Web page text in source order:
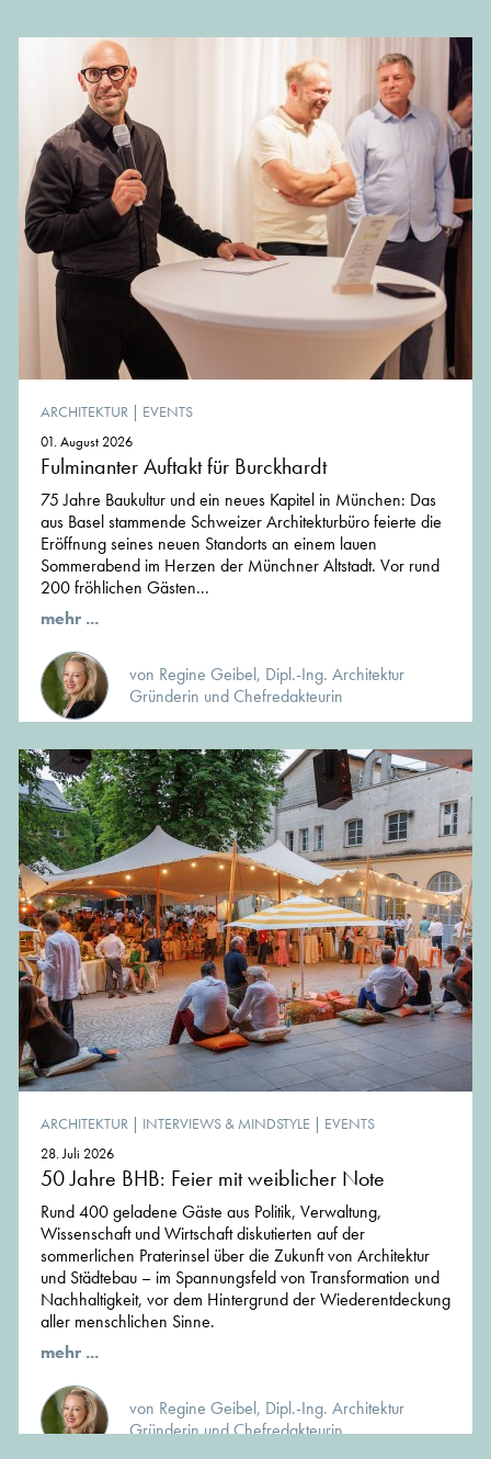
ARCHITEKTUR | EVENTS
01. August 2026
Fulminanter Auftakt für Burckhardt
75 Jahre Baukultur und ein neues Kapitel in München: Das
aus Basel stammende Schweizer Architekturbüro feierte die
Eröffnung seines neuen Standorts an einem lauen
Sommerabend im Herzen der Münchner Altstadt. Vor rund
200 fröhlichen Gästen...
mehr ...
von Regine Geibel, Dipl.-Ing. Architektur
Gründerin und Chefredakteurin
ARCHITEKTUR | INTERVIEWS & MINDSTYLE | EVENTS
28. Juli 2026
50 Jahre BHB: Feier mit weiblicher Note
Rund 400 geladene Gäste aus Politik, Verwaltung,
Wissenschaft und Wirtschaft diskutierten auf der
sommerlichen Praterinsel über die Zukunft von Architektur
und Städtebau – im Spannungsfeld von Transformation und
Nachhaltigkeit, vor dem Hintergrund der Wiederentdeckung
aller menschlichen Sinne.
mehr ...
von Regine Geibel, Dipl.-Ing. Architektur
Gründerin und Chefredakteurin